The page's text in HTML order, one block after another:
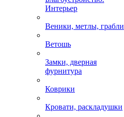
Интерьер
Веники, метлы, грабли
Ветошь
Замки, дверная
фурнитура
Коврики
Кровати, раскладушки